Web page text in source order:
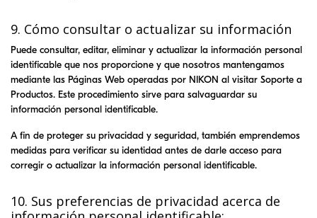
9. Cómo consultar o actualizar su información
Puede consultar, editar, eliminar y actualizar la información personal
identificable que nos proporcione y que nosotros mantengamos
mediante las Páginas Web operadas por NIKON al visitar Soporte a
Productos. Este procedimiento sirve para salvaguardar su
información personal identificable.
A fin de proteger su privacidad y seguridad, también emprendemos
medidas para verificar su identidad antes de darle acceso para
corregir o actualizar la información personal identificable.
10. Sus preferencias de privacidad acerca de